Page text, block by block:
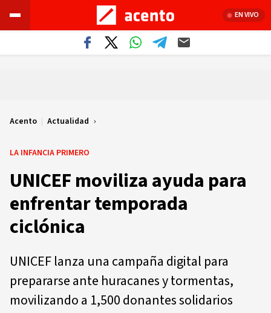
EN VIVO
Acento | Actualidad
LA INFANCIA PRIMERO
UNICEF moviliza ayuda para
enfrentar temporada
ciclónica
UNICEF lanza una campaña digital para
prepararse ante huracanes y tormentas,
movilizando a 1,500 donantes solidarios